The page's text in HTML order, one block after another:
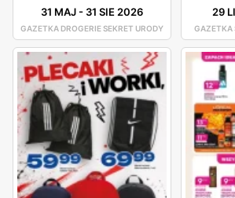
31 MAJ- 31 SIE 2026
GAZETKA DROGERIE SEKRET URODY
29
GAZETKA